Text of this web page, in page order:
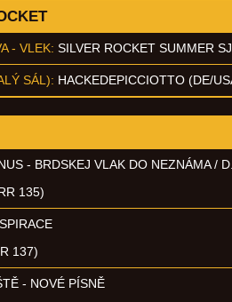
- VLEK: SILVER ROCKET SUMMER
SÁL): HACKEDEPICCIOTTO (DE/
- BRDSKEJ VLAK DO NEZNÁMA /
135)
137)
- NOVÉ PÍSNĚ